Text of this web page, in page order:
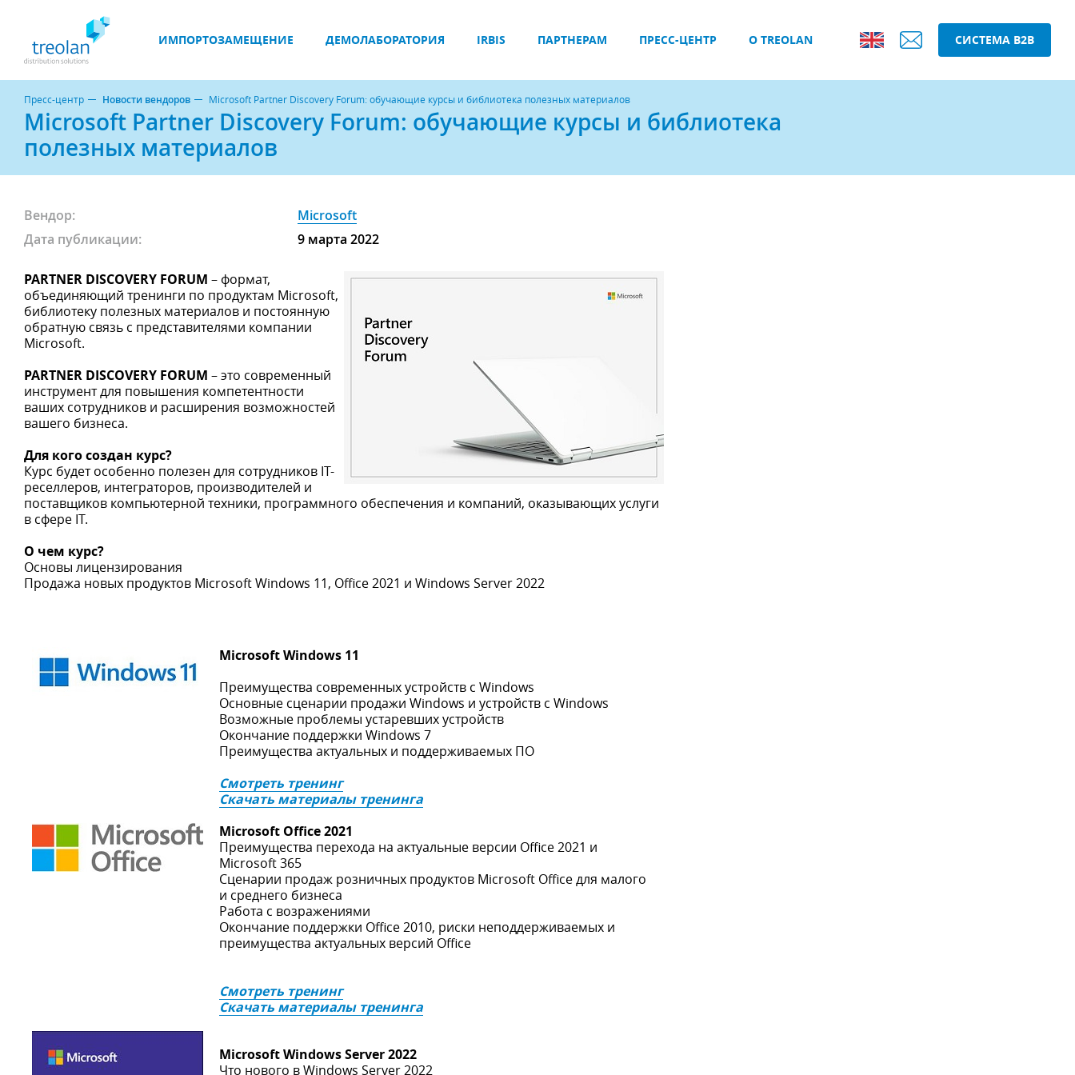
ИМПОРТОЗАМЕЩЕНИЕ ДЕМОЛАБОРАТОРИЯ IRBIS ПАРТНЕРАМ ПРЕСС-ЦЕНТР О TREOLAN СИСТЕМА B2B
Пресс-центр Новости вендоров Microsoft Partner Discovery Forum: обучающие курсы и библиотека полезных материалов
Microsoft Partner Discovery Forum: обучающие курсы и библиотека
полезных материалов
Вендор:
Microsoft
Дата публикации:
9 марта 2022
PARTNER DISCOVERY FORUM – формат,
объединяющий тренинги по продуктам Microsoft,
библиотеку полезных материалов и постоянную
обратную связь с представителями компании
Microsoft.
PARTNER DISCOVERY FORUM – это современный
инструмент для повышения компетентности
ваших сотрудников и расширения возможностей
вашего бизнеса.
Для кого создан курс?
Курс будет особенно полезен для сотрудников IT-
реселлеров, интеграторов, производителей и
поставщиков компьютерной техники, программного обеспечения и компаний, оказывающих услуги
в сфере IT.
О чем курс?
Основы лицензирования
Продажа новых продуктов Microsoft Windows 11, Office 2021 и Windows Server 2022
Microsoft Windows 11
Преимущества современных устройств с Windows
Основные сценарии продажи Windows и устройств с Windows
Возможные проблемы устаревших устройств
Окончание поддержки Windows 7
Преимущества актуальных и поддерживаемых ПО
Смотреть тренинг
Скачать материалы тренинга
Microsoft Office 2021
Преимущества перехода на актуальные версии Office 2021 и
Microsoft 365
Сценарии продаж розничных продуктов Microsoft Office для малого
и среднего бизнеса
Работа с возражениями
Окончание поддержки Office 2010, риски неподдерживаемых и
преимущества актуальных версий Office
Смотреть тренинг
Скачать материалы тренинга
Microsoft Windows Server 2022
Что нового в Windows Server 2022